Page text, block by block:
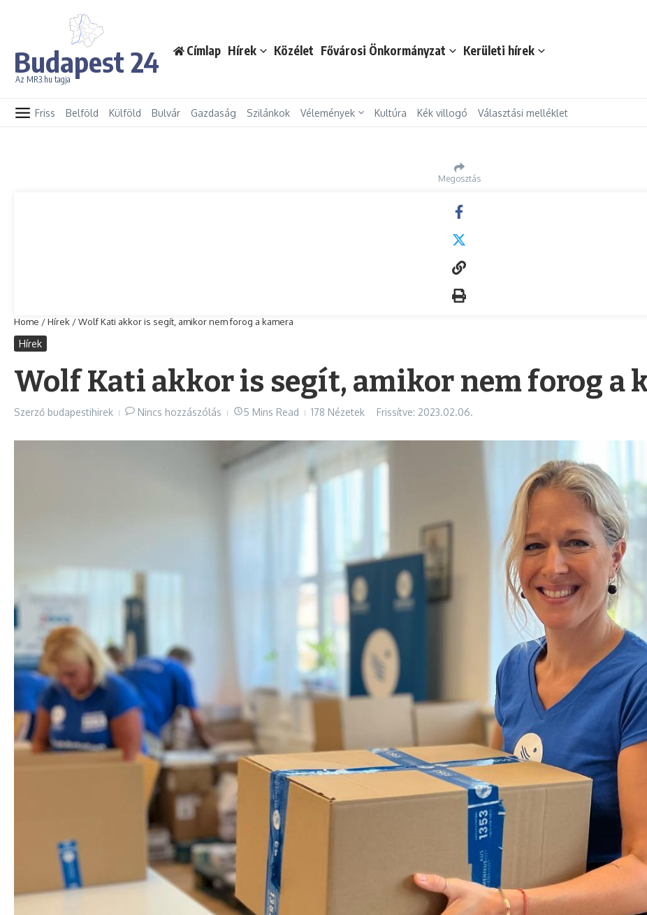
Budapest 24
Az MR3.hu tagja
Címlap Hírek Közélet Fővárosi Önkormányzat Kerületi hírek
Friss Belföld Külföld Bulvár Gazdaság Szilánkok Vélemények Kultúra Kék villogó Választási melléklet
Megosztás
Home /Hírek /Wolf Kati akkor is segít, amikor nem forog a kamera
Hírek
Wolf Kati akkor is segít, amikor nem forog a
Szerző budapestihirek Nincs hozzászólás 5 Mins Read 178 Nézetek Frissítve: 2023.02.06.